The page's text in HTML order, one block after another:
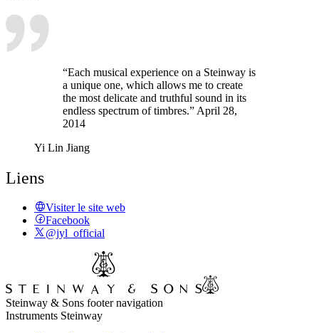
“Each musical experience on a Steinway is
a unique one, which allows me to create
the most delicate and truthful sound in its
endless spectrum of timbres.” April 28,
2014
Yi Lin Jiang
Liens
Visiter le site web
Facebook
@jyl_official
Steinway & Sons footer navigation
Instruments Steinway